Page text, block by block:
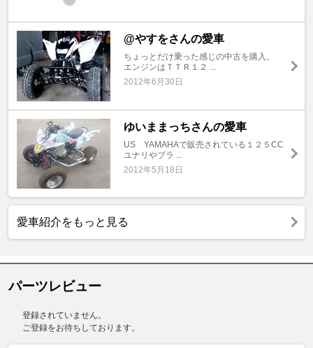
@やすをさんの愛車
ちょっとだけ乗った感じの中古を購入。
エンジンはＴＴＲ１２ ...
2012年6月30日
ゆいままっちさんの愛車
US YAMAHAで販売されている１２５CC
ユナリやブラ ...
2012年5月18日
愛車紹介をもっと見る
パーツレビュー
登録されていません。
ご登録をお待ちしております。